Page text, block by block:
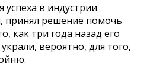
в индустрии
принял решение помочь
как три года назад его
вероятно, для того,